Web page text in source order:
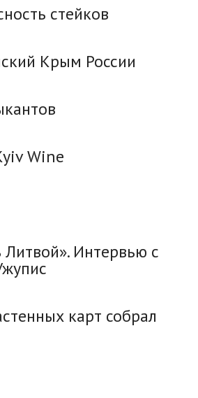
стейков
Крым России
Wine
Интервью с
карт собрал